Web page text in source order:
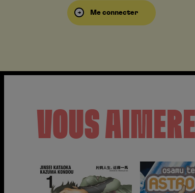
Me connecter
VOUS